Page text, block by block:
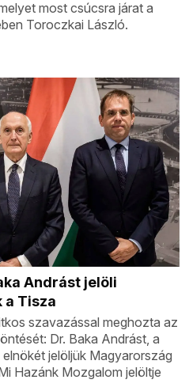
most csúcsra járat a
Toroczkai László.
Andrást jelöli
a Tisza
szavazással meghozta az
Dr. Baka Andrást, a
jelöljük Magyarország
Hazánk Mozgalom jelöltje